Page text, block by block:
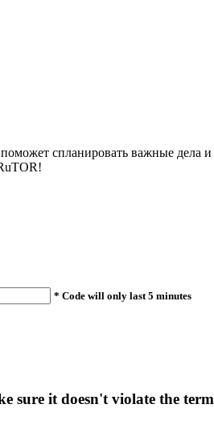
спланировать важные дела
* Code will only last 5 minutes
sure it doesn't violate the